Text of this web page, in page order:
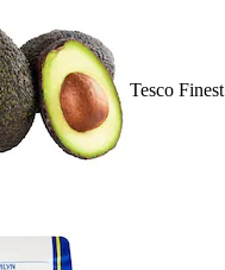
Tesco Finest